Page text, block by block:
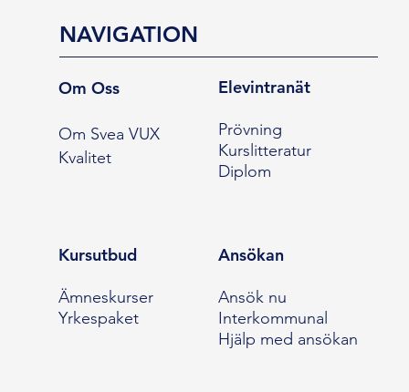
NAVIGATION
Om Oss
Om Svea VUX
Kvalitet
Elevintranät
Prövning
Kurslitteratur
Diplom
Kursutbud
Ämneskurser
Yrkespaket
Ansökan
Ansök nu
Interkommunal
Hjälp med ansökan